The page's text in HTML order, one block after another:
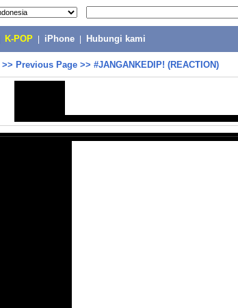
K-POP iPhone Hubungi kami
>> Previous Page >> #JANGANKEDIP! (REACTION)